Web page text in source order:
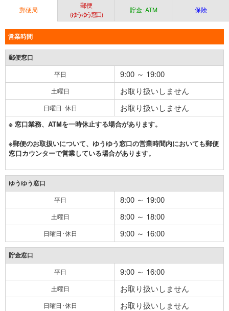
郵便局
郵便
（ゆうゆう窓口）
貯金･ATM 保険
営業時間
郵便窓口
平日 9:00 ～ 19:00
土曜日 お取り扱いしません
日曜日･休日 お取り扱いしません
※ 窓口業務、ATMを一時休止する場合があります。
※郵便のお取扱いについて、ゆうゆう窓口の営業時間内においても郵便
窓口カウンターで営業している場合があります。
ゆうゆう窓口
平日 8:00 ～ 19:00
土曜日 8:00 ～ 18:00
日曜日･休日 9:00 ～ 16:00
貯金窓口
平日 9:00 ～ 16:00
土曜日 お取り扱いしません
日曜日･休日 お取り扱いしません